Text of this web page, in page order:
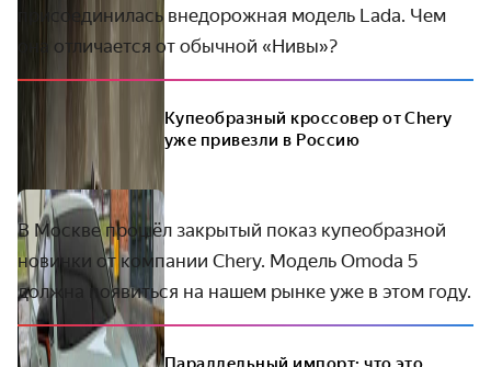
присоединилась внедорожная модель Lada. Чем
она отличается от обычной «Нивы»?
Купеобразный кроссовер от Chery
уже привезли в Россию
В Москве прошёл закрытый показ купеобразной
новинки от компании Chery. Модель Omoda 5
должна появиться на нашем рынке уже в этом году.